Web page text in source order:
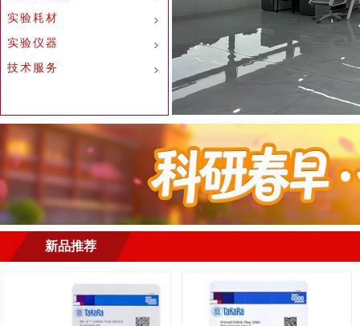
实验耗材
实验仪器
技术服务
新品推荐